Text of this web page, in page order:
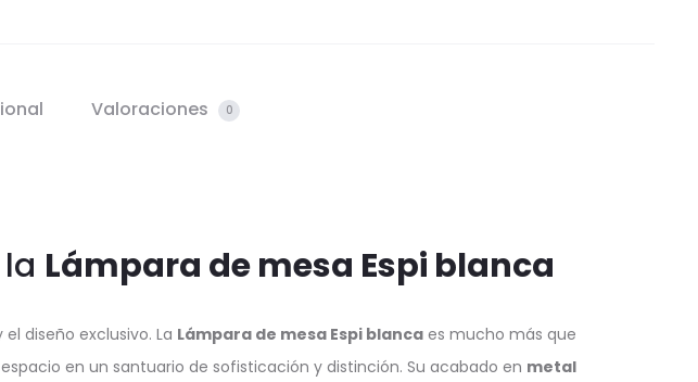
Valoraciones 0
Lámpara de mesa Espi blanca
diseño exclusivo. La Lámpara de mesa Espi blanca es mucho más que
en un santuario de sofisticación y distinción. Su acabado en metal